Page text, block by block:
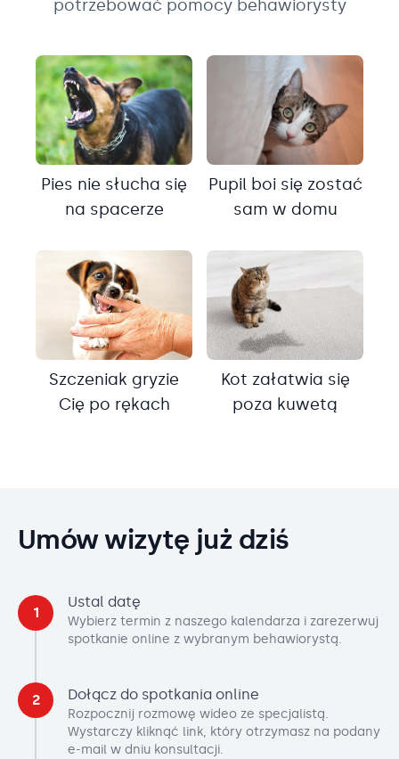
potrzebować pomocy behawiorysty
Pies nie słucha się
na spacerze
Pupil boi się zostać
sam w domu
Szczeniak gryzie
Cię po rękach
Kot załatwia się
poza kuwetą
Umów wizytę już dziś
1
Ustal datę
Wybierz termin z naszego kalendarza i zarezerwuj
spotkanie online z wybranym behawiorystą.
2 Dołącz do spotkania online
Rozpocznij rozmowę wideo ze specjalistą.
Wystarczy kliknąć link, który otrzymasz na podany
e-mail w dniu konsultacji.